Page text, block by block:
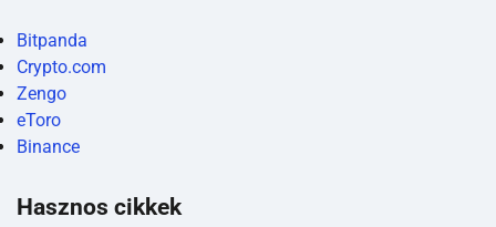
Bitpanda
Crypto.com
Zengo
eToro
Binance
Hasznos cikkek